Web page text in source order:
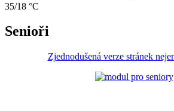
35/18 °C
Senioři
Zjednodušená verze stránek